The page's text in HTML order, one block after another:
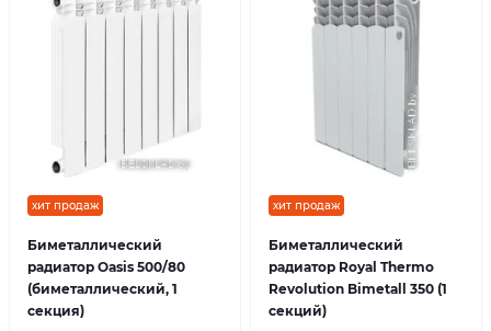
хит продаж
Биметаллический
радиатор Oasis 500/80
(биметаллический, 1
секция)
хит продаж
Биметаллический
радиатор Royal Thermo
Revolution Bimetall 350 (1
секций)